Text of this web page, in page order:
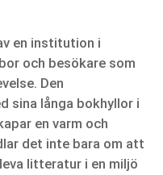
en institution i
och besökare som
Den
sina långa bokhyllor i
en varm och
det inte bara om att
litteratur i en miljö